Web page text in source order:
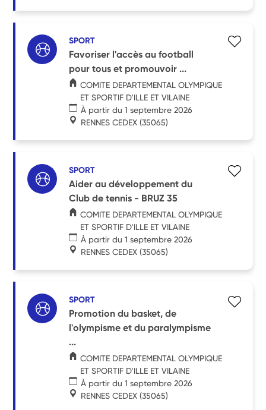
SPORT
Favoriser l'accès au football
pour tous et promouvoir ...
COMITE DEPARTEMENTAL OLYMPIQUE
ET SPORTIF D'ILLE ET VILAINE
À partir du 1 septembre 2026
RENNES CEDEX (35065)
SPORT
Aider au développement du
Club de tennis - BRUZ 35
COMITE DEPARTEMENTAL OLYMPIQUE
ET SPORTIF D'ILLE ET VILAINE
À partir du 1 septembre 2026
RENNES CEDEX (35065)
SPORT
Promotion du basket, de
l'olympisme et du paralympisme
...
COMITE DEPARTEMENTAL OLYMPIQUE
ET SPORTIF D'ILLE ET VILAINE
À partir du 1 septembre 2026
RENNES CEDEX (35065)